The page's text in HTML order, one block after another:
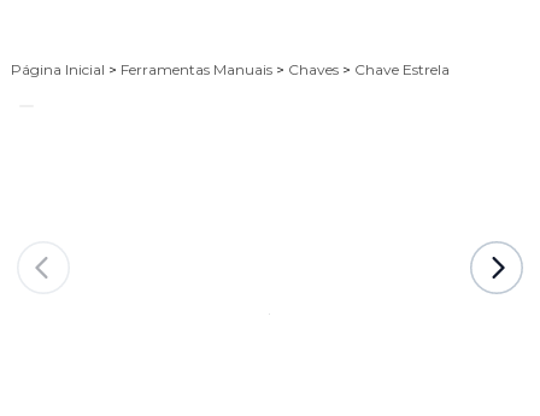
Página Inicial > Ferramentas Manuais > Chaves > Chave Estrela